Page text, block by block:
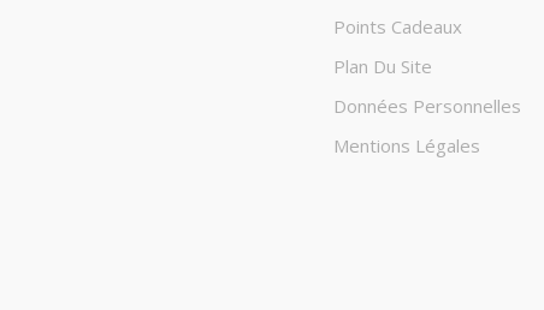
Points Cadeaux
Plan Du Site
Données Personnelles
Mentions Légales